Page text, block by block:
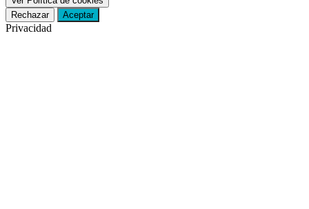
Rechazar
Aceptar
Privacidad